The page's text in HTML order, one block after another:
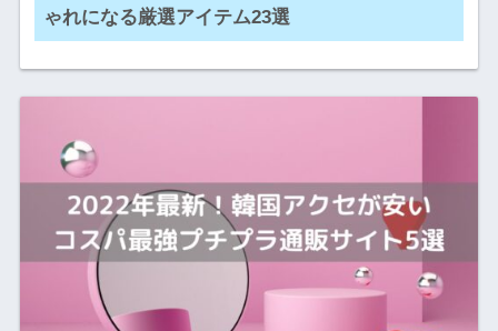
ゃれになる厳選アイテム23選